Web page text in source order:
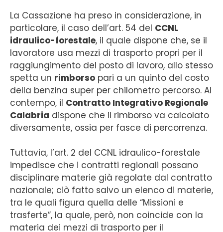
La Cassazione ha preso in considerazione, in
particolare, il caso dell’art. 54 del CCNL
idraulico-forestale, il quale dispone che, se il
lavoratore usa mezzi di trasporto propri per il
raggiungimento del posto di lavoro, allo stesso
spetta un rimborso pari a un quinto del costo
della benzina super per chilometro percorso. Al
contempo, il Contratto Integrativo Regionale
Calabria dispone che il rimborso va calcolato
diversamente, ossia per fasce di percorrenza.
Tuttavia, l’art. 2 del CCNL idraulico-forestale
impedisce che i contratti regionali possano
disciplinare materie già regolate dal contratto
nazionale; ciò fatto salvo un elenco di materie,
tra le quali figura quella delle “Missioni e
trasferte”, la quale, però, non coincide con la
materia dei mezzi di trasporto per il